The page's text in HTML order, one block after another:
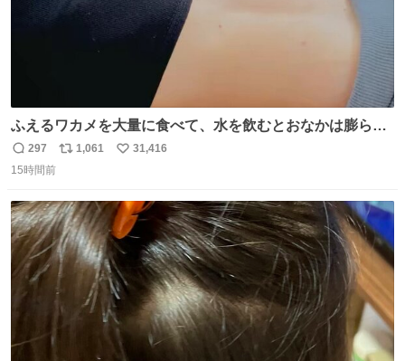
ふえるワカメを大量に食べて、水を飲むとおなかは膨ら
む・・・・！？ ⚠️よい子は絶対マネしないでね⚠️ #夏休み
の自由研究
返
信
297
リ
ト
数
1,061
い
数
31,416
15時間前